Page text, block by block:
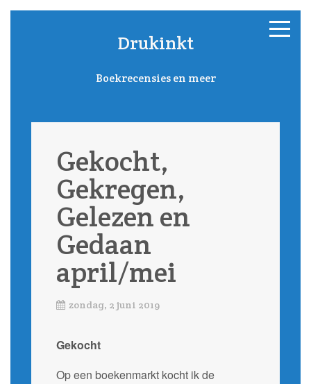
Drukinkt
Boekrecensies en meer
Gekocht,
Gekregen,
Gelezen en
Gedaan
april/mei
zondag, 2 juni 2019
Gekocht
Op een boekenmarkt kocht ik de